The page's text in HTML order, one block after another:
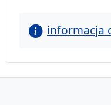
informacja